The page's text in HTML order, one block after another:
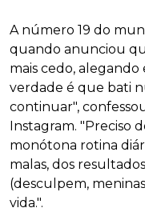
A número 19 do
quando anunciou
mais cedo,
verdade é que bati
continuar",
Instagram. "Preciso
monótona rotina
malas, dos
(desculpem,
vida.".